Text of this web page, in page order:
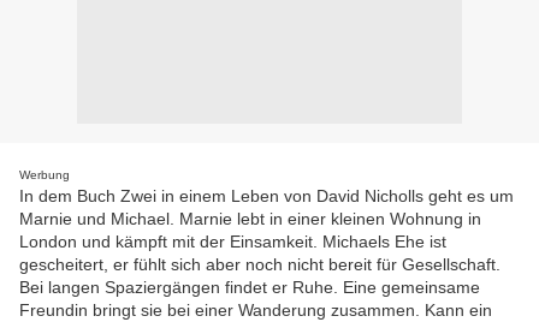
Werbung
In dem Buch Zwei in einem Leben von David Nicholls geht es um
Marnie und Michael. Marnie lebt in einer kleinen Wohnung in
London und kämpft mit der Einsamkeit. Michaels Ehe ist
gescheitert, er fühlt sich aber noch nicht bereit für Gesellschaft.
Bei langen Spaziergängen findet er Ruhe. Eine gemeinsame
Freundin bringt sie bei einer Wanderung zusammen. Kann ein